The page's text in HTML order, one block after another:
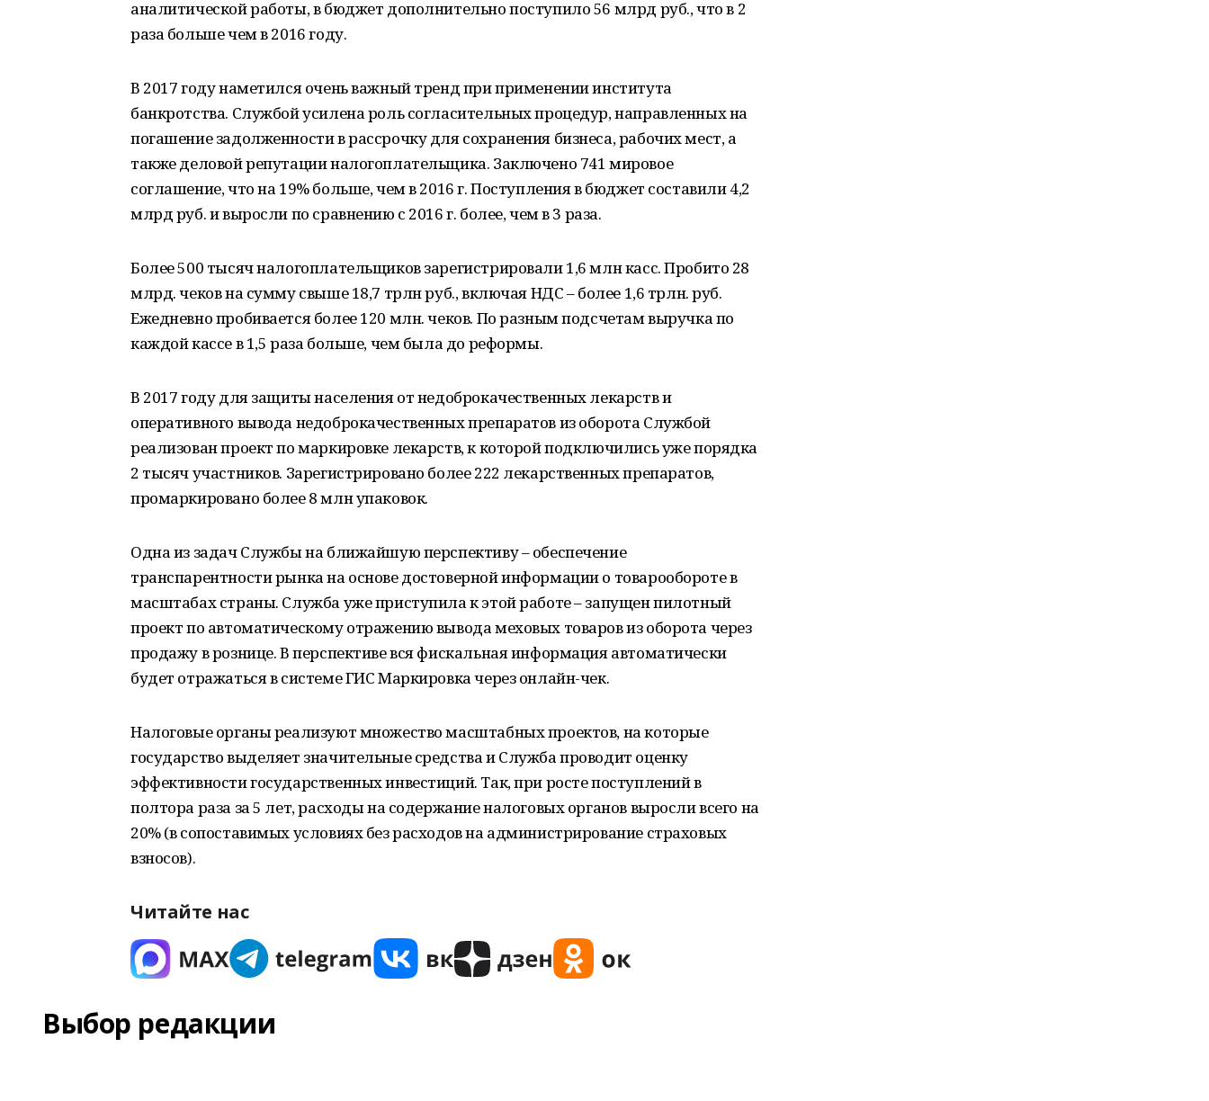
аналитической работы, в бюджет дополнительно поступило 56 млрд руб., что в 2
раза больше чем в 2016 году.
В 2017 году наметился очень важный тренд при применении института
банкротства. Службой усилена роль согласительных процедур, направленных на
погашение задолженности в рассрочку для сохранения бизнеса, рабочих мест, а
также деловой репутации налогоплательщика. Заключено 741 мировое
соглашение, что на 19% больше, чем в 2016 г. Поступления в бюджет составили 4,2
млрд руб. и выросли по сравнению с 2016 г. более, чем в 3 раза.
Более 500 тысяч налогоплательщиков зарегистрировали 1,6 млн касс. Пробито 28
млрд. чеков на сумму свыше 18,7 трлн руб., включая НДС – более 1,6 трлн. руб.
Ежедневно пробивается более 120 млн. чеков. По разным подсчетам выручка по
каждой кассе в 1,5 раза больше, чем была до реформы.
В 2017 году для защиты населения от недоброкачественных лекарств и
оперативного вывода недоброкачественных препаратов из оборота Службой
реализован проект по маркировке лекарств, к которой подключились уже порядка
2 тысяч участников. Зарегистрировано более 222 лекарственных препаратов,
промаркировано более 8 млн упаковок.
Одна из задач Службы на ближайшую перспективу – обеспечение
транспарентности рынка на основе достоверной информации о товарообороте в
масштабах страны. Служба уже приступила к этой работе – запущен пилотный
проект по автоматическому отражению вывода меховых товаров из оборота через
продажу в рознице. В перспективе вся фискальная информация автоматически
будет отражаться в системе ГИС Маркировка через онлайн-чек.
Налоговые органы реализуют множество масштабных проектов, на которые
государство выделяет значительные средства и Служба проводит оценку
эффективности государственных инвестиций. Так, при росте поступлений в
полтора раза за 5 лет, расходы на содержание налоговых органов выросли всего на
20% (в сопоставимых условиях без расходов на администрирование страховых
взносов).
Читайте нас
Выбор редакции